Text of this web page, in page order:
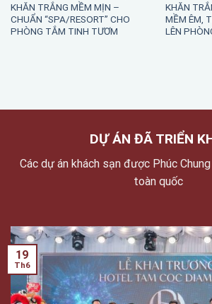
KHĂN TRẮNG MỀM MỊN –
CHUẨN “SPA/RESORT” CHO
PHÒNG TẮM TINH TƯƠM
KHĂN
MỀM ÊM,
LÊN
DỰ ÁN ĐÃ TRIỂN
Các dự án khách sạn được Phúc
toàn quốc
19
Th6